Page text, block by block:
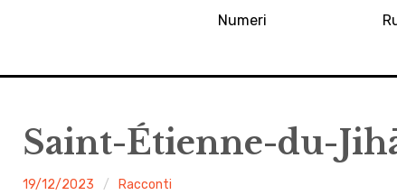
Numeri
Saint-Étienne-du-
malgrado
19/12/2023 Racconti